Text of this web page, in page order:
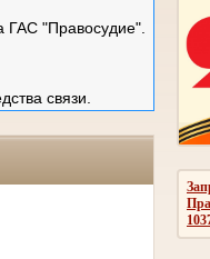
ГАС "Правосудие".
связи.